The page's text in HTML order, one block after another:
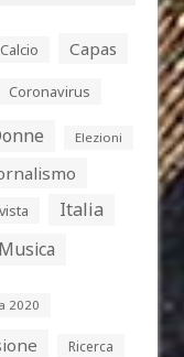
Calcio Capas
Coronavirus
Elezioni
Italia
Musica
2020
Ricerca